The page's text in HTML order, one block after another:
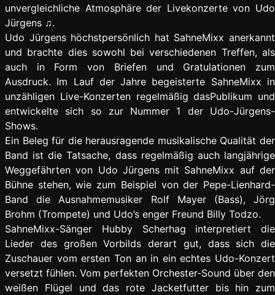
unvergleichliche Atmosphäre der Livekonzerte von Udo
Jürgens ♫.
Udo Jürgens höchstpersönlich hat SahneMixx anerkannt
und brachte dies sowohl bei verschiedenen Treffen, als
auch in Form von Briefen und Gratulationen zum
Ausdruck. Im Lauf der Jahre begeisterte SahneMixx in
unzähligen Live-Konzerten regelmäßig dasPublikum und
entwickelte sich so zur Nummer 1 der Udo-Jürgens-
Shows.
Ein Beleg für die herausragende musikalische Qualität der
Band ist die Tatsache, dass regelmäßig auch langjährige
Weggefährten von Udo Jürgens mit SahneMixx auf der
Bühne stehen, wie zum Beispiel von der Pepe-Lienhard-
Band die Ausnahmemusiker Rolf Mayer (Bass), Jörg
Brohm (Trompete) und Udo’s enger Freund Billy Todzo.
SahneMixx-Sänger Hubby Scherhag interpretiert die
Lieder des großen Vorbilds derart gut, dass sich die
Zuschauer vom ersten Ton an in ein echtes Udo-Konzert
versetzt fühlen. Vom perfekten Orchester-Sound über den
weißen Flügel und das rote Jacketfutter bis hin zum